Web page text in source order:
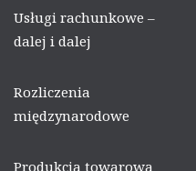
Usługi rachunkowe –
dalej i dalej
Rozliczenia
międzynarodowe
Produkcja towarowa